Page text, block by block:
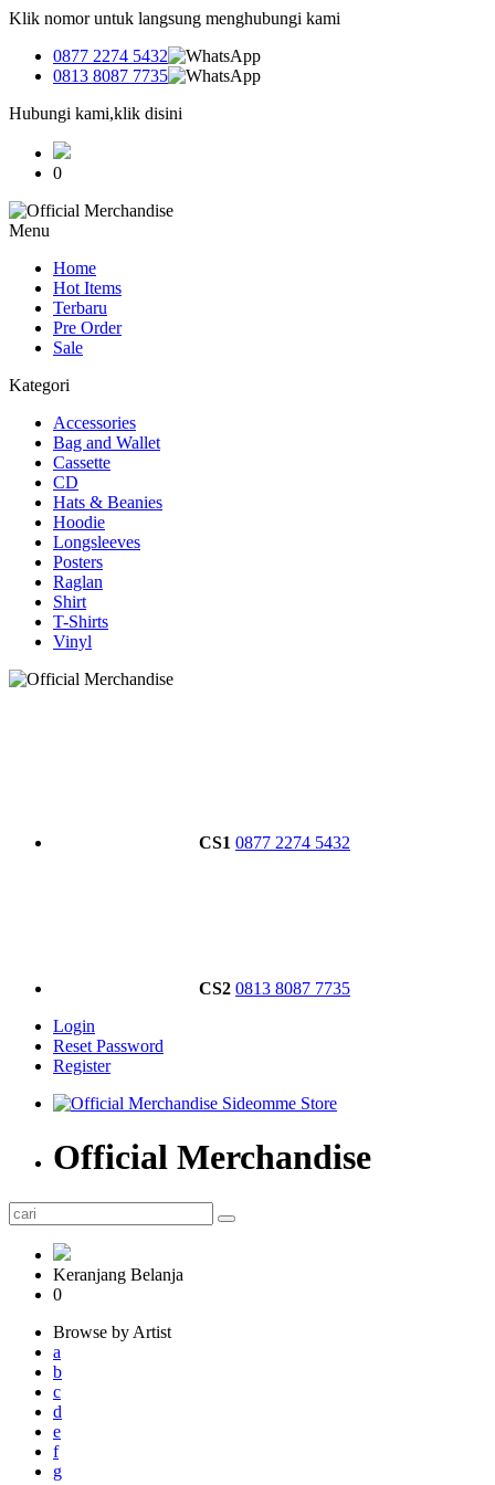
Klik nomor untuk langsung menghubungi kami
0877 2274 5432
0813 8087 7735
Hubungi kami,klik disini
0
Menu
Home
Hot Items
Terbaru
Pre Order
Sale
Kategori
Accessories
Bag and Wallet
Cassette
CD
Hats & Beanies
Hoodie
Longsleeves
Posters
Raglan
Shirt
T-Shirts
Vinyl
CS1 0877 2274 5432
CS2 0813 8087 7735
Login
Reset Password
Register
Official Merchandise
Keranjang Belanja
0
Browse by Artist
a
b
c
d
e
f
g